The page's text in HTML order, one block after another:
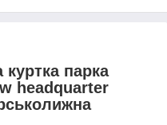
парка
headquarter